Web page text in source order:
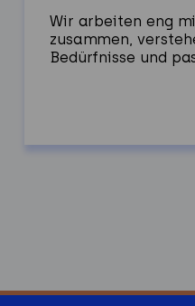
Wir arbeiten eng
zusammen,
Bedürfnisse und